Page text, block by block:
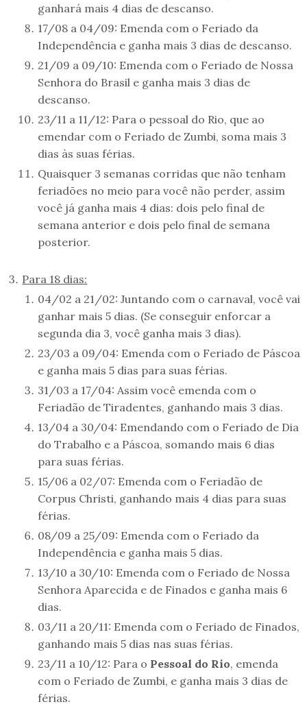
ganhará mais 4 dias de descanso.
17/08 a 04/09: Emenda com o Feriado da
Independência e ganha mais 3 dias de descanso.
21/09 a 09/10: Emenda com o Feriado de Nossa
Senhora do Brasil e ganha mais 3 dias de
descanso.
23/11 a 11/12: Para o pessoal do Rio, que ao
emendar com o Feriado de Zumbi, soma mais 3
dias às suas férias.
Quaisquer 3 semanas corridas que não tenham
feriadões no meio para você não perder, assim
você já ganha mais 4 dias: dois pelo final de
semana anterior e dois pelo final de semana
posterior.
Para 18 dias:
04/02 a 21/02: Juntando com o carnaval, você vai
ganhar mais 5 dias. (Se conseguir enforcar a
segunda dia 3, você ganha mais 3 dias).
23/03 a 09/04: Emenda com o Feriado de Páscoa
e ganha mais 5 dias para suas férias.
31/03 a 17/04: Assim você emenda com o
Feriadão de Tiradentes, ganhando mais 3 dias.
13/04 a 30/04: Emendando com o Feriado de Dia
do Trabalho e a Páscoa, somando mais 6 dias
para suas férias.
15/06 a 02/07: Emenda com o Feriadão de
Corpus Christi, ganhando mais 4 dias para suas
férias.
08/09 a 25/09: Emenda com o Feriado da
Independência e ganha mais 5 dias.
13/10 a 30/10: Emenda com o Feriado de Nossa
Senhora Aparecida e de Finados e ganha mais 6
dias.
03/11 a 20/11: Emenda com o Feriado de Finados,
ganhando mais 5 dias nas suas férias.
23/11 a 10/12: Para o Pessoal do Rio, emenda
com o Feriado de Zumbi, e ganha mais 3 dias de
férias.